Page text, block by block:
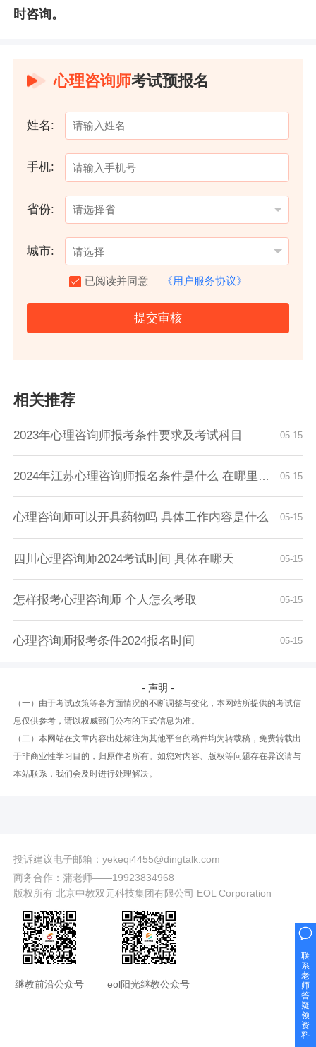
时咨询。
心理咨询师考试预报名
姓名:
手机:
省份:
城市:
已阅读并同意 《用户服务协议》
提交审核
相关推荐
05-15
2023年心理咨询师报考条件要求及考试科目
05-15
2024年江苏心理咨询师报名条件是什么 在哪里报...
05-15
心理咨询师可以开具药物吗 具体工作内容是什么
05-15
四川心理咨询师2024考试时间 具体在哪天
05-15
怎样报考心理咨询师 个人怎么考取
05-15
心理咨询师报考条件2024报名时间
- 声明 -
（一）由于考试政策等各方面情况的不断调整与变化，本网站所提供的考试信
息仅供参考，请以权威部门公布的正式信息为准。
（二）本网站在文章内容出处标注为其他平台的稿件均为转载稿，免费转载出
于非商业性学习目的，归原作者所有。如您对内容、版权等问题存在异议请与
本站联系，我们会及时进行处理解决。
投诉建议电子邮箱：yekeqi4455@dingtalk.com
商务合作：蒲老师——19923834968
版权所有 北京中教双元科技集团有限公司 EOL Corporation
继教前沿公众号 eol阳光继教公众号
联
系
老
师
答
疑
领
资
料